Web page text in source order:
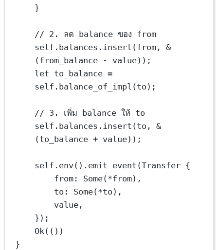
}
// 2. ลด balance ของ from
self . balances . insert (from, &
(from_balance
-
value));
let to_balance =
self . balance_of_impl (to);
// 3. เพิ่ม balance ให้ to
self . balances . insert (to, &
(to_balance + value));
self . env() . emit_event (Transfer {
from : Some(*from),
to : Some(*to),
value,
});
Ok (())
}